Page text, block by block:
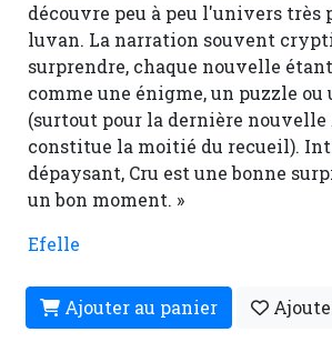
découvre peu à peu l'univers très
luvan. La narration souvent
surprendre, chaque nouvelle
comme une énigme, un puzzle ou
(surtout pour la dernière nouvelle
constitue la moitié du recueil).
dépaysant, Cru est une bonne
un bon moment. »
Efelle
Ajouter au panier